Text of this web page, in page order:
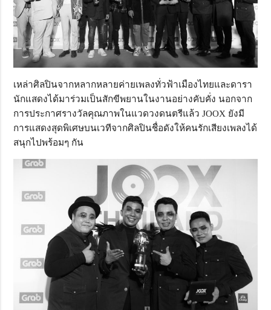
เหล่าศิลปินจากหลากหลายค่ายเพลงทั่วฟ้าเมืองไทยและดารา
นักแสดงได้มาร่วมเป็นสักขีพยานในงานอย่างคับคั่ง นอกจาก
การประกาศรางวัลคุณภาพในแวดวงดนตรีแล้ว JOOX ยังมี
การแสดงสุดพิเศษบนเวทีจากศิลปินชื่อดังให้คนรักเสียงเพลงได้
สนุกไปพร้อมๆ กัน